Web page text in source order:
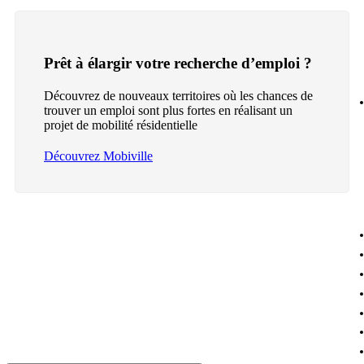
Prêt à élargir votre recherche d’emploi ?
Découvrez de nouveaux territoires où les chances de
trouver un emploi sont plus fortes en réalisant un
projet de mobilité résidentielle
Découvrez Mobiville